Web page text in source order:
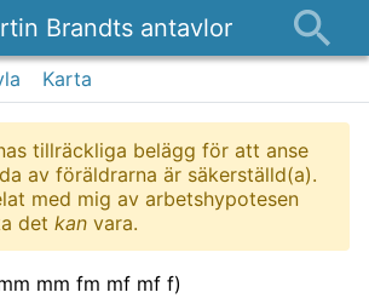
Brandts antavlor
Karta
tillräckliga belägg för att anse
av föräldrarna är säkerställd(a).
med mig av arbetshypotesen
det kan vara.
mm fm mf mf f)